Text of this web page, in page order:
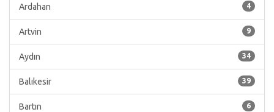
4
Ardahan
9
Artvin
34
Aydın
39
Balıkesir
6
Bartın